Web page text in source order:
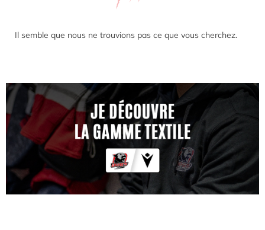
Il semble que nous ne trouvions pas ce que vous cherchez.